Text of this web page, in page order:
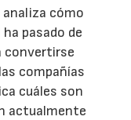
cómo
pasado de
convertirse
compañías
cuáles son
actualmente